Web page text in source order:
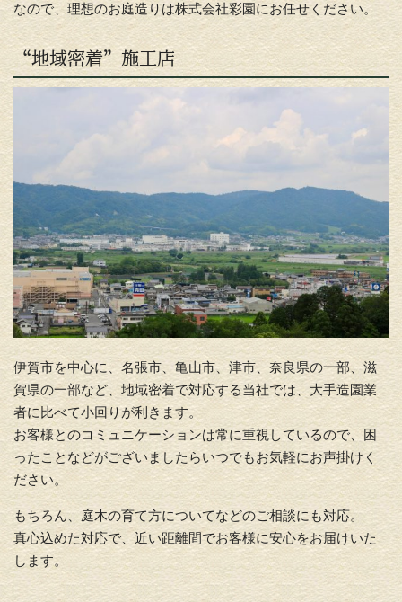
なので、理想のお庭造りは株式会社彩園にお任せください。
“地域密着”施工店
伊賀市を中心に、名張市、亀山市、津市、奈良県の一部、滋
賀県の一部など、地域密着で対応する当社では、大手造園業
者に比べて小回りが利きます。
お客様とのコミュニケーションは常に重視しているので、困
ったことなどがございましたらいつでもお気軽にお声掛けく
ださい。
もちろん、庭木の育て方についてなどのご相談にも対応。
真心込めた対応で、近い距離間でお客様に安心をお届けいた
します。